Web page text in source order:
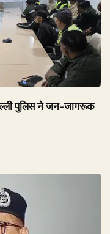
पुलिस ने जन-जागरूक